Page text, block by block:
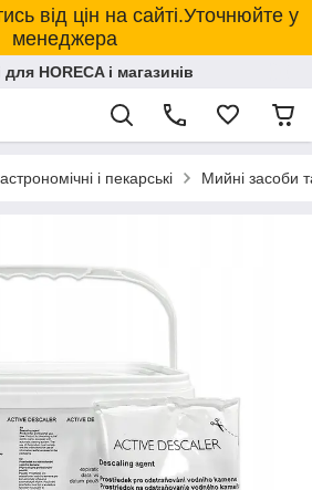
від цін на сайті.Уточнюйте у
менеджера
HORECA і магазинів
і пекарські Мийні засоби